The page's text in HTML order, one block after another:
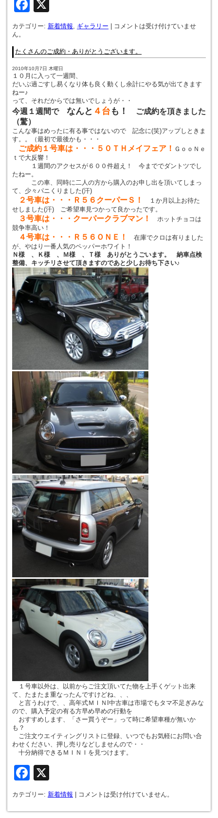
Facebook
カテゴリー: 新着情報, ギャラリー
コメントは受け付けていませ
ん。
たくさんのご成約・ありがとうございます。
2010年10月7日 木曜日
１０月に入って一週間、
だいぶ過ごすし易くなり体も良く動くし余計にやる気が出てきます
ねー♪
って、それだからでは無いでしょうが・・
今週１週間で なんと ４台 も！
ご成約を頂きました
（驚）
こんな事はめったに有る事ではないので 記念に(笑)アップしときま
す。。（最初で最後かも・・・
ご成約１号車は・・・５０ＴＨメイフェア！ ＧｏｏＮｅ
ｔで大反響！
１週間のアクセスが６００件超え！ 今まででダントツでし
たねー。
この車、同時に二人の方から購入のお申し出を頂いてしまっ
て、少々パニくりました(汗)
２号車は・・・Ｒ５６クーパーＳ！
１か月以上お待た
せしました(汗) ご希望車見つかって良かったです。
３号車は・・・クーパークラブマン！
ホットチョコは
競争率高い！
４号車は・・・Ｒ５６ＯＮＥ！
在庫でクロは有りました
が、やはり一番人気のペッパーホワイト！
Ｎ様 、Ｋ様 、Ｍ様 、Ｔ様 ありがとうごいます。 納車点検
整備、キッチリさせて頂きますのであと少しお待ち下さい♪
１号車以外は、以前からご注文頂いてた物を上手くゲット出来
て、たまたま重なったんですけどね、、、
と言うわけで、、高年式ＭＩＮI中古車は市場でもタマ不足ぎみな
ので、購入予定の有る方早め早めの行動を
おすすめします、「さー買うぞー」って時に希望車種が無いか
も？
ご注文ウエイティングリストに登録、いつでもお気軽にお問い合
わせください、押し売りなどしませんので・・
十分納得できるＭＩＮＩを見つけます。
Facebook
カテゴリー: 新着情報 コメントは受け付けていません。